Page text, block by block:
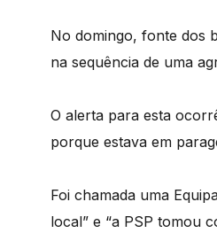
No domingo, fonte dos
na sequência de uma
O alerta para esta
porque estava em
Foi chamada uma
local” e “a PSP tomou